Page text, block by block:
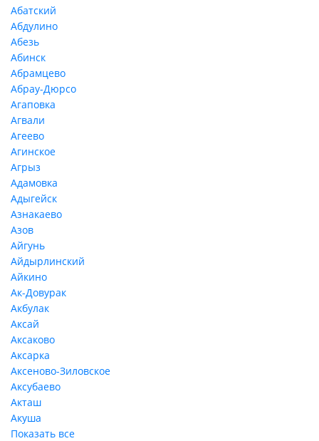
Абатский
Абдулино
Абезь
Абинск
Абрамцево
Абрау-Дюрсо
Агаповка
Агвали
Агеево
Агинское
Агрыз
Адамовка
Адыгейск
Азнакаево
Азов
Айгунь
Айдырлинский
Айкино
Ак-Довурак
Акбулак
Аксай
Аксаково
Аксарка
Аксеново-Зиловское
Аксубаево
Акташ
Акуша
Показать все